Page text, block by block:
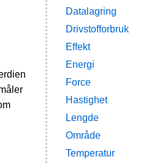
Datalagring
Drivstofforbruk
Effekt
Energi
Force
Hastighet
Lengde
Område
Temperatur